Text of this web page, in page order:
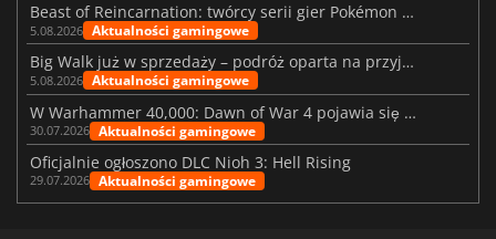
Beast of Reincarnation: twórcy serii gier Pokémon wkraczają na nową ścieżkę
5.08.2026 Aktualności gamingowe
Big Walk już w sprzedaży – podróż oparta na przyjaźni
5.08.2026 Aktualności gamingowe
W Warhammer 40,000: Dawn of War 4 pojawia się frakcja Nekronów
30.07.2026 Aktualności gamingowe
Oficjalnie ogłoszono DLC Nioh 3: Hell Rising
29.07.2026 Aktualności gamingowe